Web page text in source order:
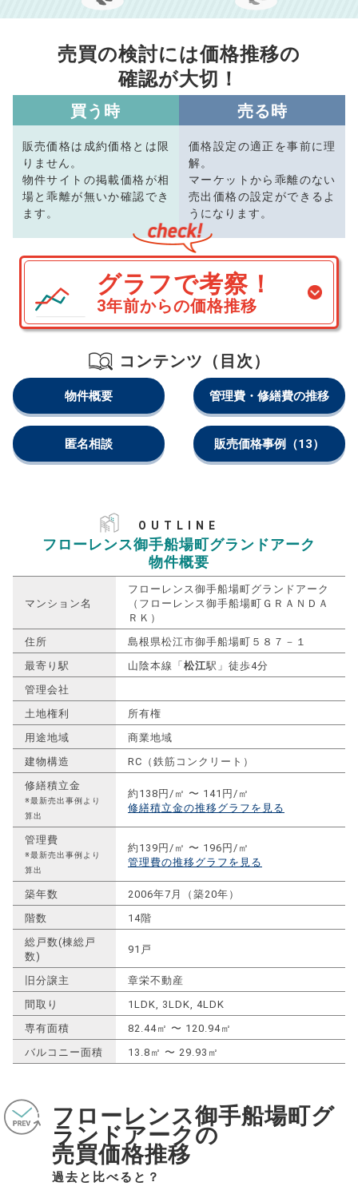
売買の検討には価格推移の
確認が大切！
買う時
販売価格は成約価格とは限
りません。
物件サイトの掲載価格が相
場と乖離が無いか確認でき
ます。
売る時
価格設定の適正を事前に理
解。
マーケットから乖離のない
売出価格の設定ができるよ
うになります。
グラフで考察！
3年前からの価格推移
コンテンツ（目次）
物件概要 管理費・修繕費の推移
匿名相談 販売価格事例 （13）
OUTLINE
フローレンス御手船場町グランドアーク
物件概要
マンション名
フローレンス御手船場町グランドアーク
（フローレンス御手船場町ＧＲＡＮＤＡ
ＲＫ）
住所
島根県松江市御手船場町５８７－１
最寄り駅
山陰本線「松江駅」徒歩4分
管理会社
土地権利
所有権
用途地域
商業地域
建物構造
RC（鉄筋コンクリート）
修繕積立金
※最新売出事例より
算出
約138円/㎡ 〜 141円/㎡
修繕積立金の推移グラフを見る
管理費
※最新売出事例より
算出
約139円/㎡ 〜 196円/㎡
管理費の推移グラフを見る
築年数
2006年7月（築20年）
階数
14階
総戸数(棟総戸
数)
91戸
旧分譲主
章栄不動産
間取り
1LDK, 3LDK, 4LDK
専有面積
82.44㎡ 〜 120.94㎡
バルコニー面積
13.8㎡ 〜 29.93㎡
フローレンス御手船場町グ
ランドアークの
売買価格推移
過去と比べると？